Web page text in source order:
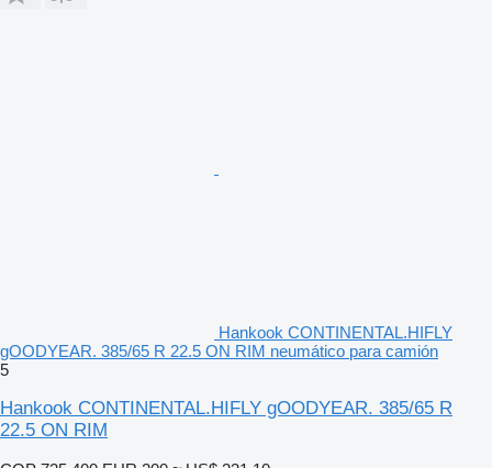
Hankook CONTINENTAL.HIFLY
gOODYEAR. 385/65 R 22.5 ON RIM neumático para camión
5
Hankook CONTINENTAL.HIFLY gOODYEAR. 385/65 R
22.5 ON RIM